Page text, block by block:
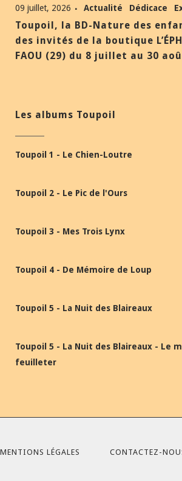
09 juillet, 2026 Actualité Dédicace
Toupoil, la BD-Nature des
des invités de la boutique
FAOU (29) du 8 juillet au 30
Les albums Toupoil
Toupoil 1 - Le Chien-Loutre
Toupoil 2 - Le Pic de l'Ours
Toupoil 3 - Mes Trois Lynx
Toupoil 4 - De Mémoire de Loup
Toupoil 5 - La Nuit des Blaireaux
Toupoil 5 - La Nuit des Blaireaux - Le
feuilleter
MENTIONS LÉGALES CONTACTEZ-